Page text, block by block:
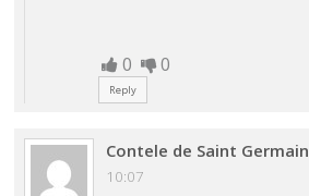
0 0
Reply
Contele de Saint Germain
10:07